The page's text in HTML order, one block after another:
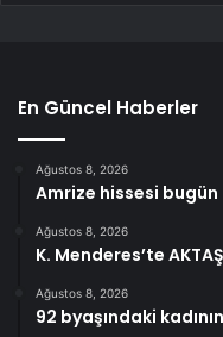
En Güncel Haberler
Ağustos 8, 2026
Amrize hissesi
Ağustos 8, 2026
K. Menderes’te
Ağustos 8, 2026
92 byaşındaki